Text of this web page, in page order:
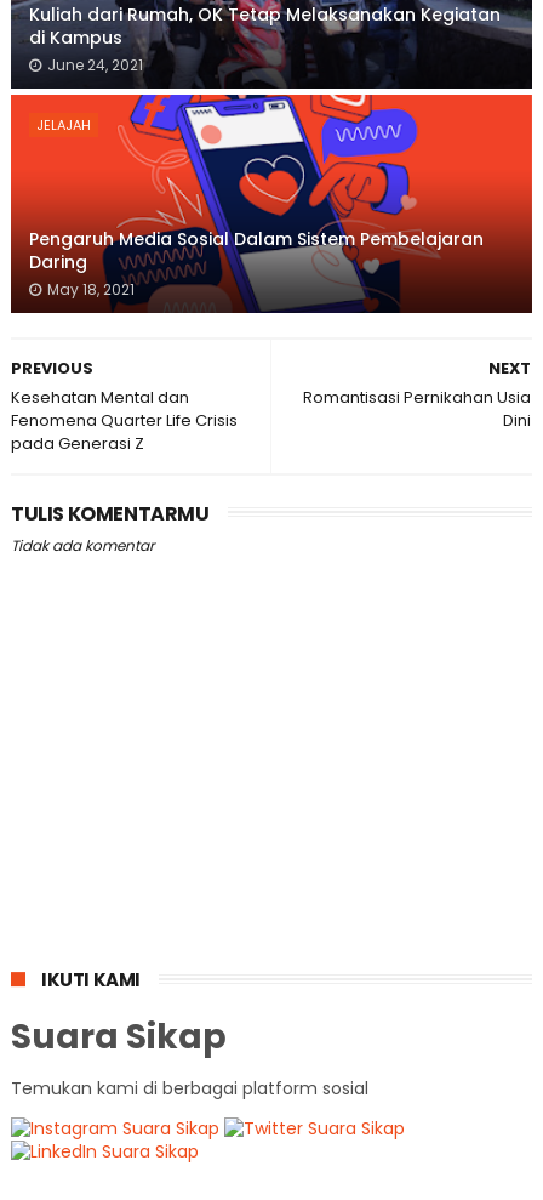
Kuliah dari Rumah, OK Tetap Melaksanakan Kegiatan
di Kampus
June 24, 2021
JELAJAH
Pengaruh Media Sosial Dalam Sistem Pembelajaran
Daring
May 18, 2021
NEXT
Romantisasi Pernikahan Usia
Dini
PREVIOUS
Kesehatan Mental dan
Fenomena Quarter Life Crisis
pada Generasi Z
TULIS KOMENTARMU
Tidak ada komentar
IKUTI KAMI
Suara Sikap
Temukan kami di berbagai platform sosial